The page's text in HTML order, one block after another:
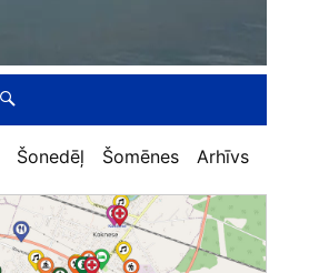
Šonedēļ Šomēnes Arhīvs